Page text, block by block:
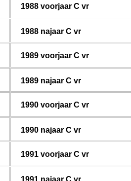
1988 voorjaar C vr
1988 najaar C vr
1989 voorjaar C vr
1989 najaar C vr
1990 voorjaar C vr
1990 najaar C vr
1991 voorjaar C vr
1991 najaar C vr